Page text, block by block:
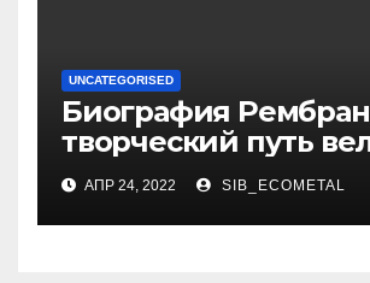
UNCATEGORISED
Биография
творческий путь
художника
АПР 24, 2022 SIB_ECOMETAL